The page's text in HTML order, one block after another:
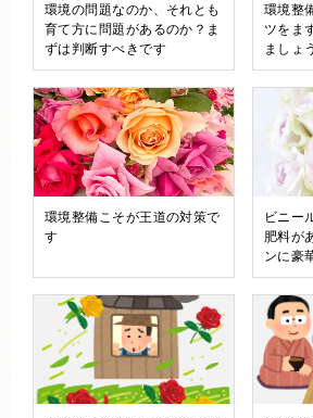
環境の問題なのか、それとも
育て方に問題があるのか？ま
ずは判断すべきです
環境整
ツをま
ましょ
環境整備こそが王道の対策で
す
ビニー
肥料が
ンに豪